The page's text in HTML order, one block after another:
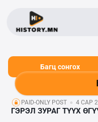
Багц сонгох
PAID-ONLY POST 4 САР
ГЭРЭЛ ЗУРАГ ТҮҮХ